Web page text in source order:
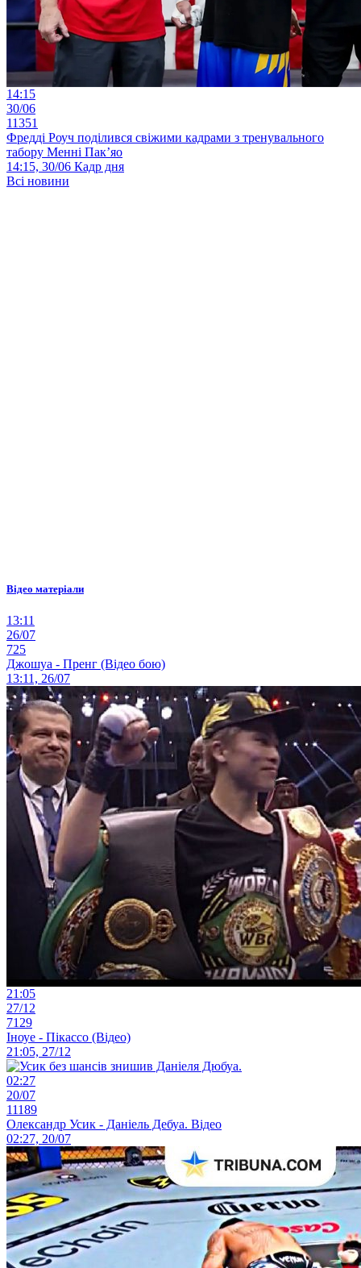
14:15
30/06
11351
Фредді Роуч поділився свіжими кадрами з тренувального
табору Менні Пак’яо
14:15, 30/06 Кадр дня
Всі новини
Відео матеріали
13:11
26/07
725
Джошуа - Пренг (Відео бою)
13:11, 26/07
21:05
27/12
7129
Іноуе - Пікассо (Відео)
21:05, 27/12
02:27
20/07
11189
Олександр Усик - Даніель Дебуа. Відео
02:27, 20/07